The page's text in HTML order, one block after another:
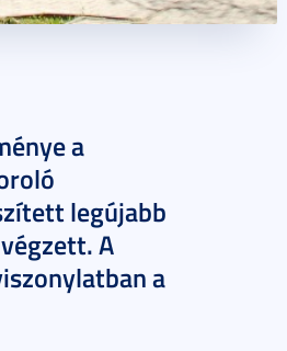
a
legújabb
A
a